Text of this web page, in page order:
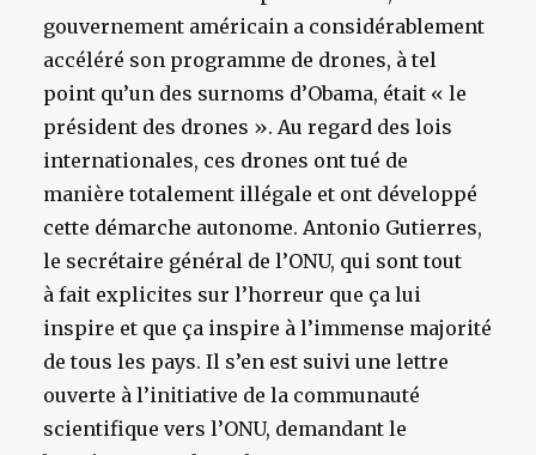
gouvernement américain a considérablement
accéléré son programme de drones, à tel
point qu’un des surnoms d’Obama, était « le
président des drones ». Au regard des lois
internationales, ces drones ont tué de
manière totalement illégale et ont développé
cette démarche autonome. Antonio Gutierres,
le secrétaire général de l’ONU, qui sont tout
à fait explicites sur l’horreur que ça lui
inspire et que ça inspire à l’immense majorité
de tous les pays. Il s’en est suivi une lettre
ouverte à l’initiative de la communauté
scientifique vers l’ONU, demandant le